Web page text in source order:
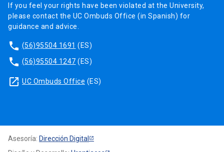
If you feel your rights have been violated at the University,
please contact the UC Ombuds Office (in Spanish) for
guidance and advice.
phone (56)95504 1691 (ES)
phone (56)95504 1247 (ES)
launch UC Ombuds Office (ES)
Asesoría: Dirección Digital